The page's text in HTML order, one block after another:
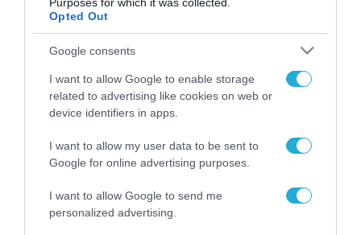
Opted Out
Google consents
I want to allow Google to enable storage
related to advertising like cookies on web or
device identifiers in apps.
I want to allow my user data to be sent to
Google for online advertising purposes.
I want to allow Google to send me
personalized advertising.
09.08.2026 | 00:02
Μαζική ρωσική επίθεση με
Iskander-M και drones Geran
στην Ουκρανία: Στο στόχαστρο το
εργοστάσιο των Flamingo
«Ελπίδα για τη
Δημοκρατία»:
Καταγγελίες για
«σπίλωση» από πρώην
στέλεχος του κόμματος